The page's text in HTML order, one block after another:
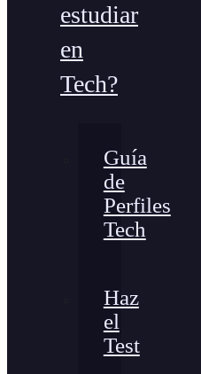
estudiar
en
Tech?
Guía
de
Perfiles
Tech
Haz
el
Test